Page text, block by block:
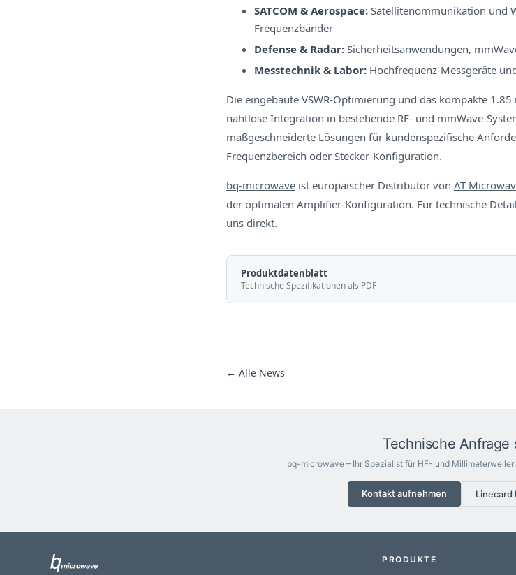
SATCOM & Aerospace: Satellitenommunikation und
Frequenzbänder
Defense & Radar: Sicherheitsanwendungen,
Messtechnik & Labor: Hochfrequenz-Messgeräte
Die eingebaute VSWR-Optimierung und das kompakte
nahtlose Integration in bestehende RF- und mmWave-
maßgeschneiderte Lösungen für kundenspezifische
Frequenzbereich oder Stecker-Konfiguration.
bq-microwave ist europäischer Distributor von AT
der optimalen Amplifier-Konfiguration. Für technische
uns direkt.
Produktdatenblatt
Technische Spezifikationen als PDF
← Alle News
Technische Anfrage
bq-microwave – Ihr Spezialist für HF- und
Kontakt aufnehmen Linecard
PRODUKTE